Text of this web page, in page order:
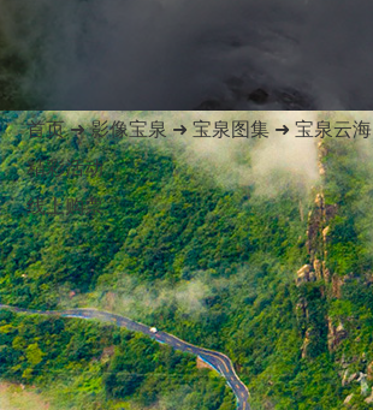
首页➜影像宝泉➜ 宝泉图集 ➜ 宝泉云海
精彩活动
线上购票